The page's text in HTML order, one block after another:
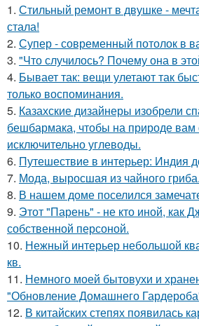
1. Стильный ремонт в двушке -
стала!
2. Супер - современный потолок в
3. "Что случилось? Почему она в
4. Бывает так: вещи улетают так
только воспоминания.
5. Казахские дизайнеры изобрели
бешбармака, чтобы на природе вам
исключительно углеводы.
6. Путешествие в интерьер: Индия
7. Мода, выросшая из чайного гриба.
8. В нашем доме поселился
9. Этот "Парень" - не кто иной, как
собственной персоной.
10. Нежный интерьер небольшой
кв.
11. Немного моей бытовухи и
"Обновление Домашнего
12. В китайских степях появилась